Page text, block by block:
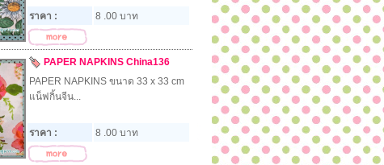
ราคา : 8 .00 บาท
PAPER NAPKINS China136
PAPER NAPKINS ขนาด 33 x 33 cm
แน็ฟกิ้นจีน...
ราคา : 8 .00 บาท